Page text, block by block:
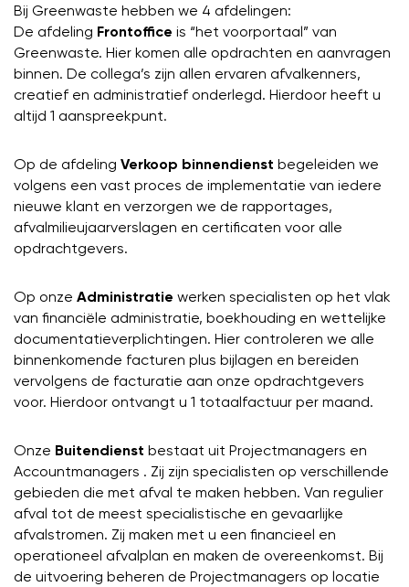
Bij Greenwaste hebben we 4 afdelingen:
De afdeling Frontoffice is “het voorportaal” van
Greenwaste. Hier komen alle opdrachten en aanvragen
binnen. De collega’s zijn allen ervaren afvalkenners,
creatief en administratief onderlegd. Hierdoor heeft u
altijd 1 aanspreekpunt.
Op de afdeling Verkoop binnendienst begeleiden we
volgens een vast proces de implementatie van iedere
nieuwe klant en verzorgen we de rapportages,
afvalmilieujaarverslagen en certificaten voor alle
opdrachtgevers.
Op onze Administratie werken specialisten op het vlak
van financiële administratie, boekhouding en wettelijke
documentatieverplichtingen. Hier controleren we alle
binnenkomende facturen plus bijlagen en bereiden
vervolgens de facturatie aan onze opdrachtgevers
voor. Hierdoor ontvangt u 1 totaalfactuur per maand.
Onze Buitendienst bestaat uit Projectmanagers en
Accountmanagers . Zij zijn specialisten op verschillende
gebieden die met afval te maken hebben. Van regulier
afval tot de meest specialistische en gevaarlijke
afvalstromen. Zij maken met u een financieel en
operationeel afvalplan en maken de overeenkomst. Bij
de uitvoering beheren de Projectmanagers op locatie